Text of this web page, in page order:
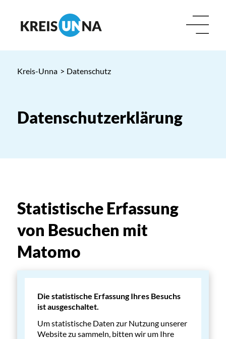
Kreis-Unna > Datenschutz
Datenschutzerklärung
Statistische Erfassung
von Besuchen mit
Matomo
Die statistische Erfassung Ihres Besuchs
ist ausgeschaltet.
Um statistische Daten zur Nutzung unserer
Website zu sammeln, bitten wir um Ihre